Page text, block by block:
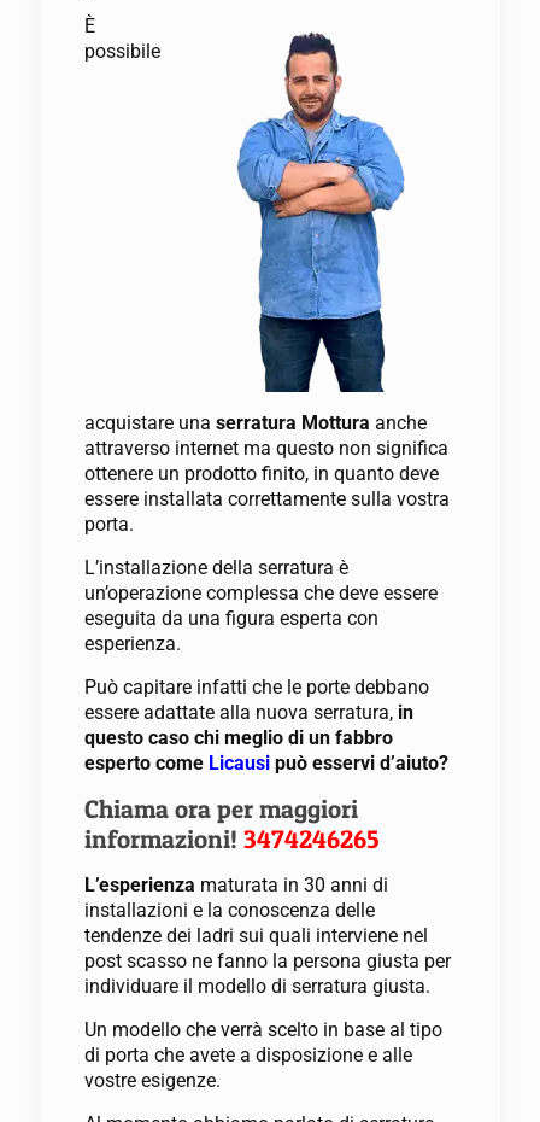
È
possibile
acquistare una serratura Mottura anche
attraverso internet ma questo non significa
ottenere un prodotto finito, in quanto deve
essere installata correttamente sulla vostra
porta.
L’installazione della serratura è
un’operazione complessa che deve essere
eseguita da una figura esperta con
esperienza.
Può capitare infatti che le porte debbano
essere adattate alla nuova serratura, in
questo caso chi meglio di un fabbro
esperto come Licausipuò esservi d’aiuto?
Chiama ora per maggiori
informazioni! 3474246265
L’esperienza maturata in 30 anni di
installazioni e la conoscenza delle
tendenze dei ladri sui quali interviene nel
post scasso ne fanno la persona giusta per
individuare il modello di serratura giusta.
Un modello che verrà scelto in base al tipo
di porta che avete a disposizione e alle
vostre esigenze.